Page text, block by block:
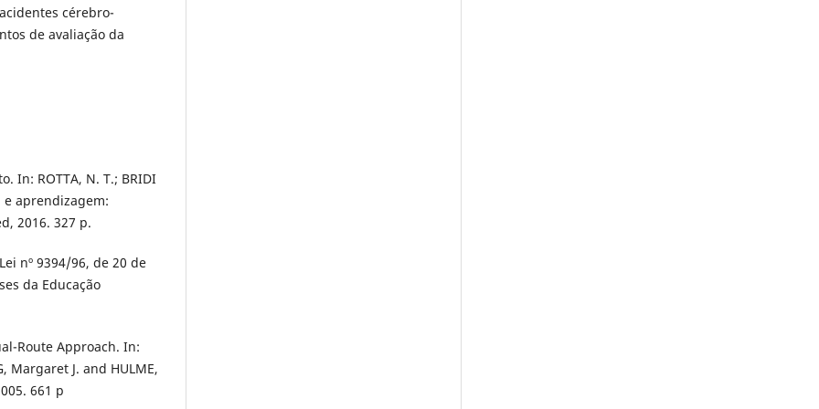
cérebro-
de avaliação da
In: ROTTA, N. T.; BRIDI
e aprendizagem:
2016. 327 p.
nº 9394/96, de 20 de
da Educação
Route Approach. In:
Margaret J. and HULME,
661 p